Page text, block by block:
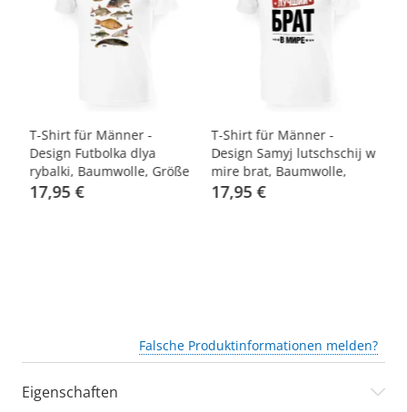
T-Shirt für Männer -
Design Futbolka dlya
rybalki, Baumwolle, Größe
S
17,95 €
T-Shirt für Männer -
Design Samyj lutschschij w
mire brat, Baumwolle,
Größe M
17,95 €
Falsche Produktinformationen melden?
Eigenschaften